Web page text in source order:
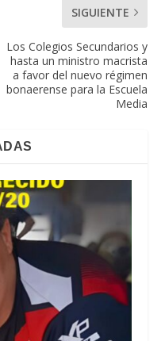
SIGUIENTE
Los Colegios Secundarios y
hasta un ministro macrista
a favor del nuevo régimen
bonaerense para la Escuela
Media